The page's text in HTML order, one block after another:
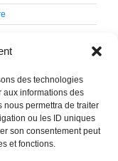
des technologies
aux informations des
nous permettra de traiter
ou les ID uniques
son consentement peut
et fonctions.